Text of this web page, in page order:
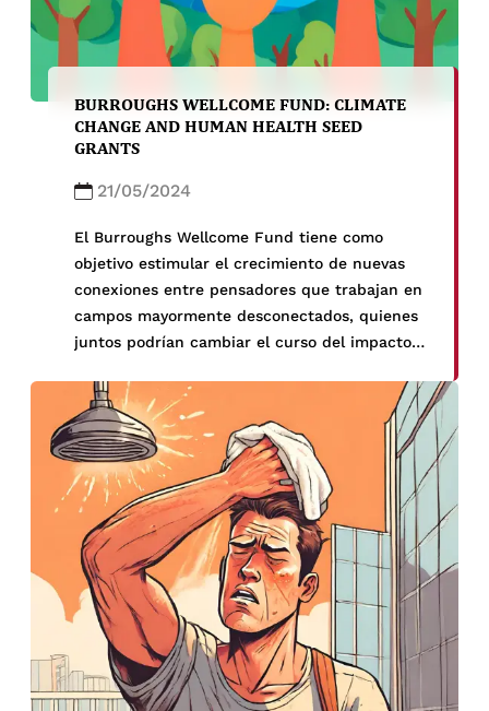
BURROUGHS WELLCOME FUND: CLIMATE
CHANGE AND HUMAN HEALTH SEED
GRANTS
21/05/2024
El Burroughs Wellcome Fund tiene como
objetivo estimular el crecimiento de nuevas
conexiones entre pensadores que trabajan en
campos mayormente desconectados, quienes
juntos podrían cambiar el curso del impacto
los tres años entre el otoño de 2023 y el
verano de 2026, destinaremos $1 millón para
apoyar […]